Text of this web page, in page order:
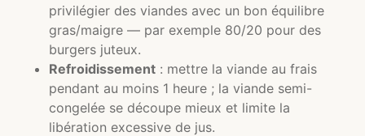
privilégier des viandes avec un bon équilibre
gras/maigre — par exemple 80/20 pour des
burgers juteux.
Refroidissement : mettre la viande au frais
pendant au moins 1 heure ; la viande semi-
congelée se découpe mieux et limite la
libération excessive de jus.